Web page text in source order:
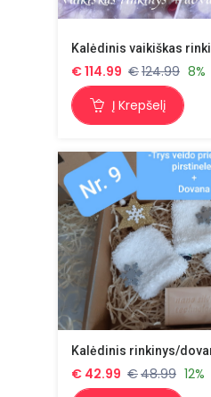
€114.99 €124.99 8%
Į Krepšelį
€ 42.99 €48.99 12%